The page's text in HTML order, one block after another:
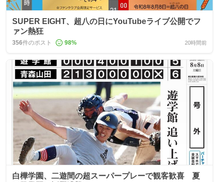
SUPER EIGHT、超八の日にYouTubeライブ公開でフ
ァン熱狂
356件のポスト 98% 20時間前
白樺学園、二遊間の超スーパープレーで観客歓喜 夏